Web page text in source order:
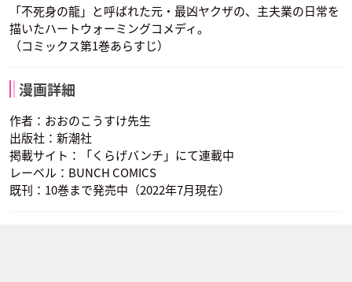
「不死身の龍」と呼ばれた元・最凶ヤクザの、主夫業の日常を
描いたハートウォーミングコメディ。
（コミックス第1巻あらすじ）
漫画詳細
作者：おおのこうすけ先生
出版社：新潮社
掲載サイト：「くらげバンチ」にて連載中
レーベル：BUNCH COMICS
既刊：10巻まで発売中（2022年7月現在）